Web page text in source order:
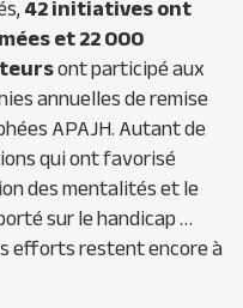
42 initiatives ont
et 22 000
ont participé aux
annuelles de remise
APAJH. Autant de
qui ont favorisé
des mentalités et le
sur le handicap …
efforts restent encore à